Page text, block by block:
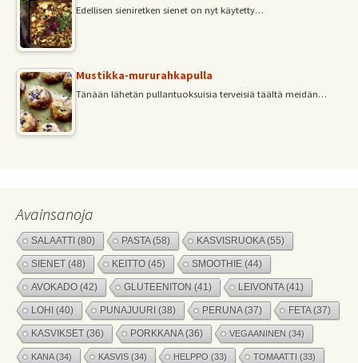
Edellisen sieniretken sienet on nyt käytetty…
Mustikka-mururahkapulla
Tänään lähetän pullantuoksuisia terveisiä täältä meidän…
Avainsanoja
SALAATTI (80) PASTA(58) KASVISRUOKA(55)
SIENET (48) KEITTO (45) SMOOTHIE (44)
AVOKADO (42) GLUTEENITON (41) LEIVONTA(41)
LOHI (40) PUNAJUURI (38) PERUNA(37) FETA(37)
KASVIKSET (36) PORKKANA(36) VEGAANINEN (34)
KANA(34) KASVIS (34) HELPPO (33) TOMAATTI (33)